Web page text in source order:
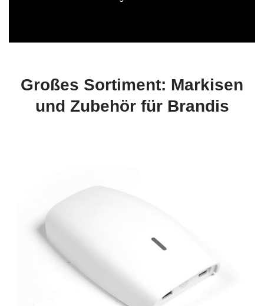
Großes Sortiment: Markisen
und Zubehör für Brandis